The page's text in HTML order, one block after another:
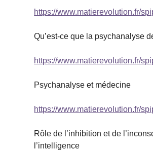
https://www.matierevolution.fr/
Qu’est-ce que la psychanalyse
https://www.matierevolution.fr/
Psychanalyse et médecine
https://www.matierevolution.fr/
Rôle de l’inhibition et de
l’intelligence